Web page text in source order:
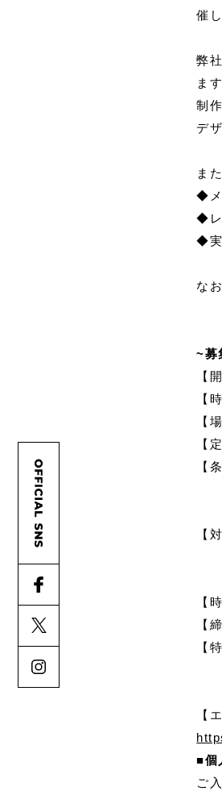
催
弊
ます
制
デ
ま
◆メ
◆レ
◆実
な
~募
【
【
【
【
【
(
【
・
・
【
【
【
・
・
【
■個
ご